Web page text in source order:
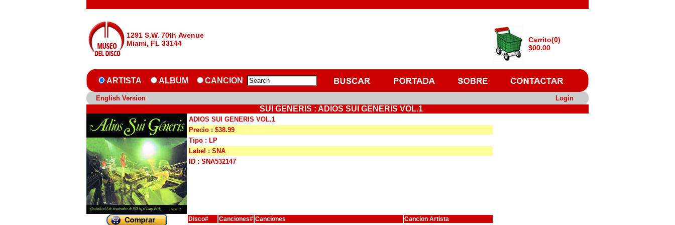
1291 S.W. 70th Avenue
Miami, FL 33144
Carrito(0)
$00.00
ARTISTA ALBUM CANCION
English Version Login
SUI GENERIS : ADIOS SUI GENERIS VOL.1
ADIOS SUI GENERIS VOL.1
Precio : $38.99
Tipo : LP
Label : SNA
ID : SNA532147
Disco# Canciones# Canciones Cancion Artista